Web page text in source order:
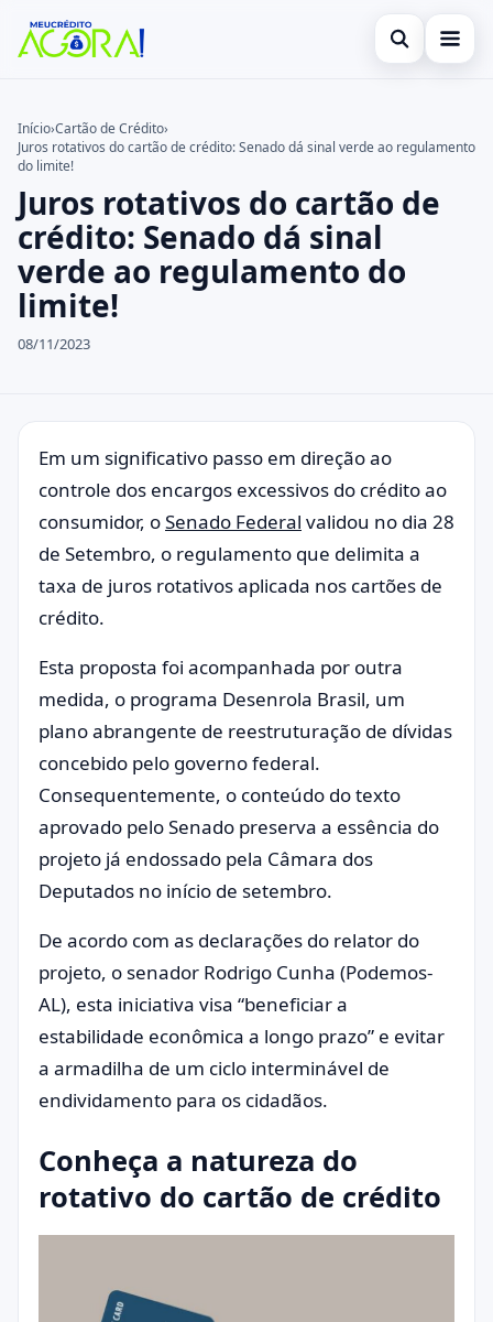
Abrir busca
Cartão de Crédito
Empréstimo
Finanças
Legal
Buscar no site
Buscar por:
Pressione Enter para buscar ou ESC para fechar.
Início›Cartão de Crédito›
Juros rotativos do cartão de crédito: Senado dá sinal verde ao regulamento
do limite!
Juros rotativos do cartão de
crédito: Senado dá sinal
verde ao regulamento do
limite!
08/11/2023
Em um significativo passo em direção ao
controle dos encargos excessivos do crédito ao
consumidor, oSenado Federal validou no dia 28
de Setembro, o regulamento que delimita a
taxa de juros rotativos aplicada nos cartões de
crédito.
Esta proposta foi acompanhada por outra
medida, o programa Desenrola Brasil, um
plano abrangente de reestruturação de dívidas
concebido pelo governo federal.
Consequentemente, o conteúdo do texto
aprovado pelo Senado preserva a essência do
projeto já endossado pela Câmara dos
Deputados no início de setembro.
De acordo com as declarações do relator do
projeto, o senador Rodrigo Cunha (Podemos-
AL), esta iniciativa visa “beneficiar a
estabilidade econômica a longo prazo” e evitar
a armadilha de um ciclo interminável de
endividamento para os cidadãos.
Conheça a natureza do
rotativo do cartão de crédito